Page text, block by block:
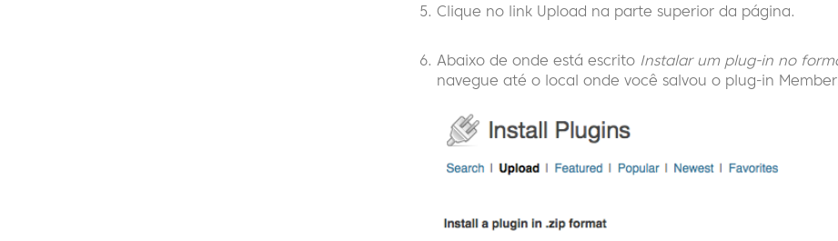
Clique no link Upload na parte superior da página.
Abaixo de onde está escrito Instalar um plug-in no
navegue até o local onde você salvou o plug-in